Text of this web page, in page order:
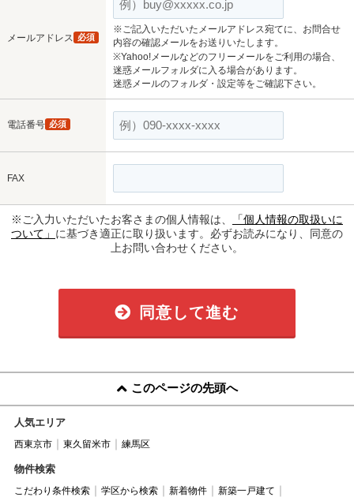
メールアドレス 必須
※ご記入いただいたメールアドレス宛てに、お問合せ
内容の確認メールをお送りいたします。
※Yahoo!メールなどのフリーメールをご利用の場合、
迷惑メールフォルダに入る場合があります。
迷惑メールのフォルダ・設定等をご確認下さい。
電話番号 必須
FAX
※ご入力いただいたお客さまの個人情報は、
「個人情報の取扱いに
ついて」 に基づき適正に取り扱います。必ずお読みになり、同意の
上お問い合わせください。
同意して進む
このページの先頭へ
人気エリア
西東京市 東久留米市 練馬区
物件検索
こだわり条件検索 学区から検索 新着物件
新築一戸建て